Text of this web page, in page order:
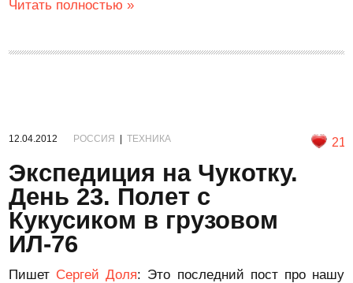
Читать полностью »
12.04.2012 РОССИЯ |ТЕХНИКА 21
Экспедиция на Чукотку.
День 23. Полет с
Кукусиком в грузовом
ИЛ-76
Пишет Сергей Доля: Это последний пост про нашу